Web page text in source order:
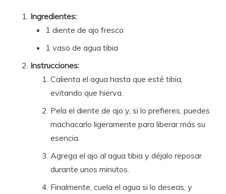
Ingredientes:
1 diente de ajo fresco
1 vaso de agua tibia
Instrucciones:
Calienta el agua hasta que esté tibia,
evitando que hierva.
Pela el diente de ajo y, si lo prefieres, puedes
machacarlo ligeramente para liberar más su
esencia.
Agrega el ajo al agua tibia y déjalo reposar
durante unos minutos.
Finalmente, cuela el agua si lo deseas, y